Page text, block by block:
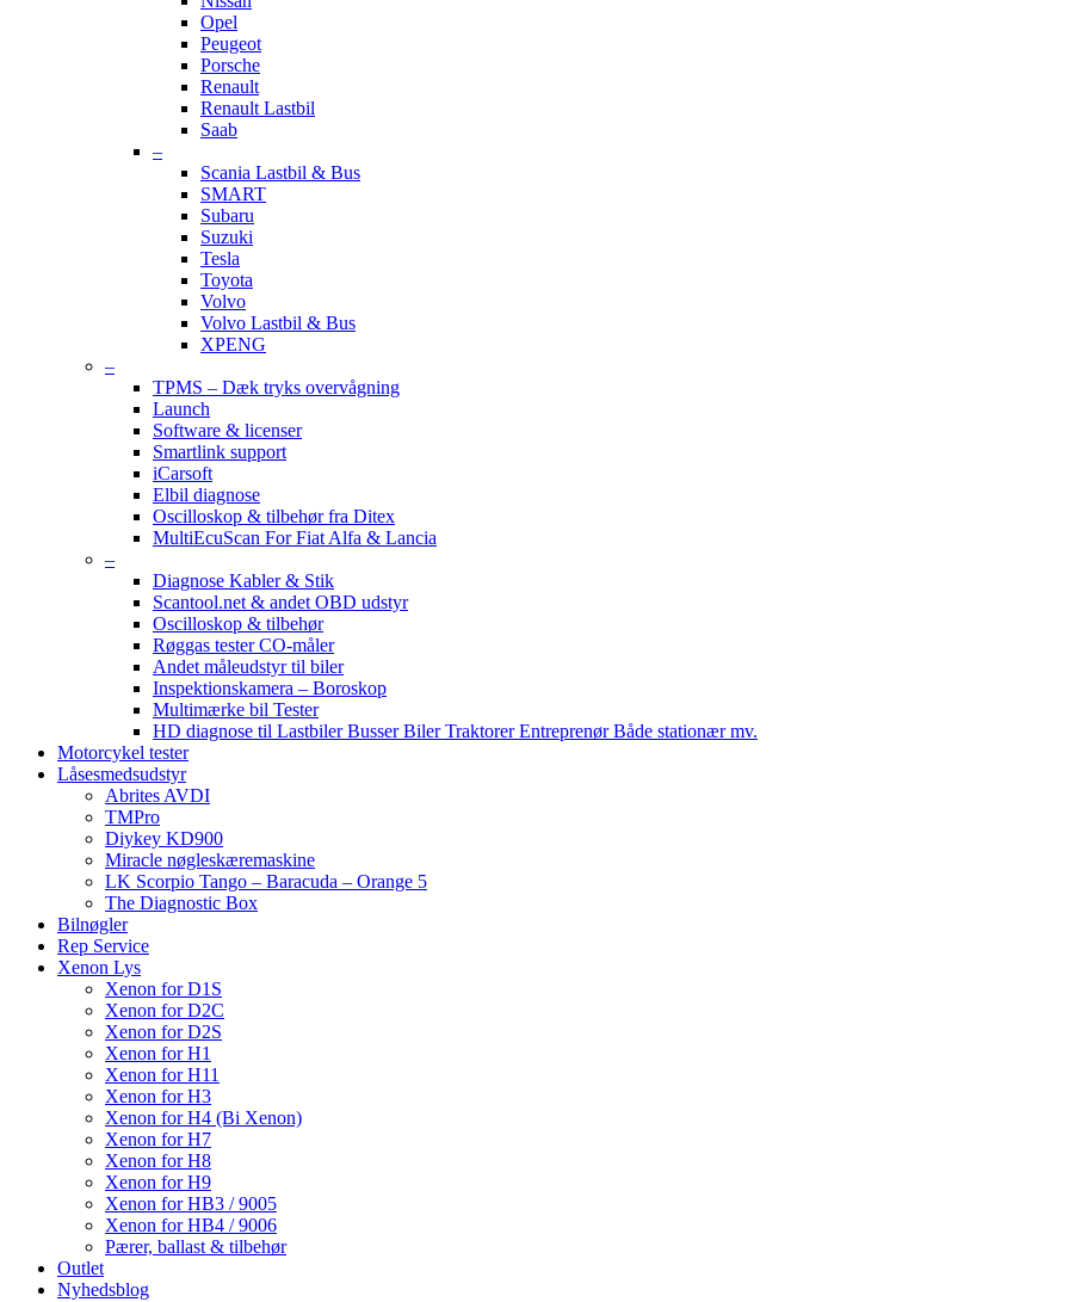
Opel
Peugeot
Porsche
Renault
Renault Lastbil
Saab
–
Scania Lastbil & Bus
SMART
Subaru
Suzuki
Tesla
Toyota
Volvo
Volvo Lastbil & Bus
XPENG
–
TPMS – Dæk tryks overvågning
Launch
Software & licenser
Smartlink support
iCarsoft
Elbil diagnose
Oscilloskop & tilbehør fra Ditex
MultiEcuScan For Fiat Alfa & Lancia
–
Diagnose Kabler & Stik
Scantool.net & andet OBD udstyr
Oscilloskop & tilbehør
Røggas tester CO-måler
Andet måleudstyr til biler
Inspektionskamera – Boroskop
Multimærke bil Tester
HD diagnose til Lastbiler Busser Biler Traktorer Entreprenør Både stationær mv.
Motorcykel tester
Låsesmedsudstyr
Abrites AVDI
TMPro
Diykey KD900
Miracle nøgleskæremaskine
LK Scorpio Tango – Baracuda – Orange 5
The Diagnostic Box
Bilnøgler
Rep Service
Xenon Lys
Xenon for D1S
Xenon for D2C
Xenon for D2S
Xenon for H1
Xenon for H11
Xenon for H3
Xenon for H4 (Bi Xenon)
Xenon for H7
Xenon for H8
Xenon for H9
Xenon for HB3 / 9005
Xenon for HB4 / 9006
Pærer, ballast & tilbehør
Outlet
Nyhedsblog